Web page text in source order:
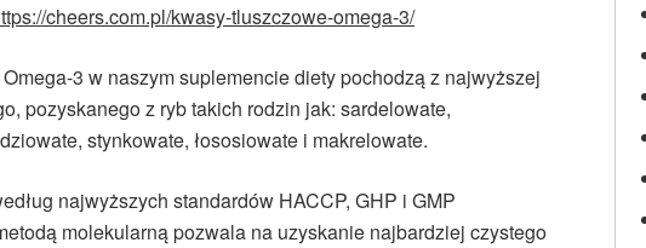
cheers.com.pl/kwasy-tluszczowe-omega-3/
3 w naszym suplemencie diety pochodzą z najwyższej
pozyskanego z ryb takich rodzin jak: sardelowate,
stynkowate, łososiowate i makrelowate.
najwyższych standardów HACCP, GHP i GMP
molekularną pozwala na uzyskanie najbardziej czystego